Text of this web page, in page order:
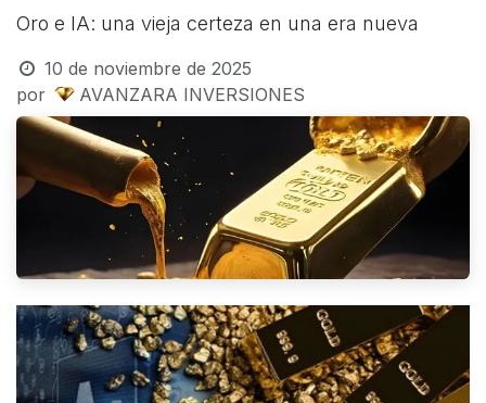
Oro e IA: una vieja certeza en una era nueva
10 de noviembre de 2025
por
AVANZARA INVERSIONES